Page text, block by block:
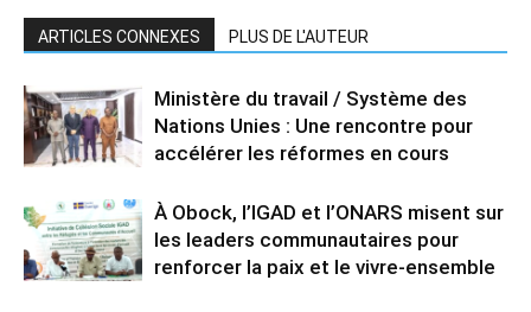
ARTICLES CONNEXES PLUS DE L'AUTEUR
Ministère du travail / Système des
Nations Unies : Une rencontre pour
accélérer les réformes en cours
À Obock, l’IGAD et l’ONARS misent sur
les leaders communautaires pour
renforcer la paix et le vivre-ensemble